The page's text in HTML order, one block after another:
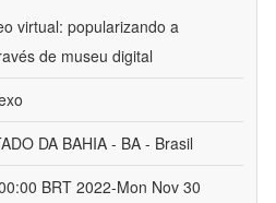
virtual: popularizando a
de museu digital
DA BAHIA - BA - Brasil
BRT 2022-Mon Nov 30